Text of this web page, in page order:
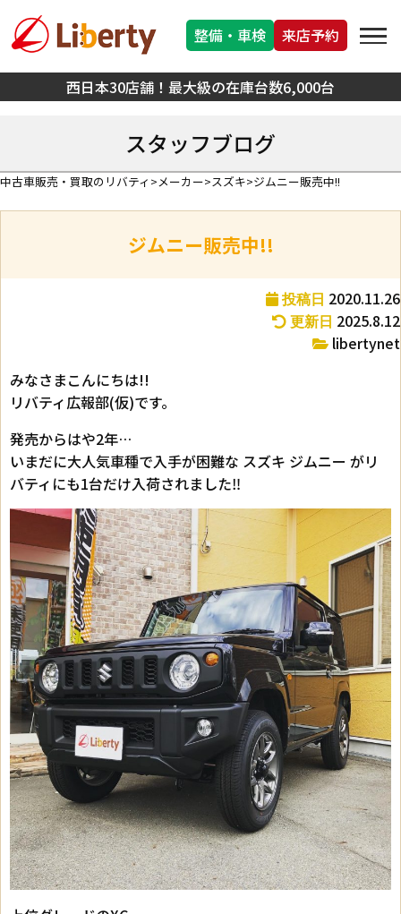
西日本30店舗！最大級の在庫台数6,000台
整備・車検 来店予約
スタッフブログ
中古車販売・買取のリバティ メーカー スズキ ジムニー販売中!!
ジムニー販売中!!
投稿日 2020.11.26
更新日 2025.8.12
libertynet
みなさまこんにちは!!
リバティ広報部(仮)です。
発売からはや2年…
いまだに大人気車種で入手が困難な スズキ ジムニー がリ
バティにも1台だけ入荷されました‼︎